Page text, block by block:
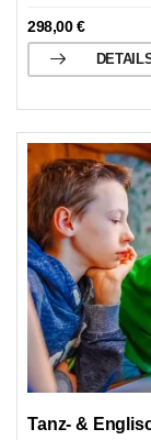
298,00€
Tanz- &